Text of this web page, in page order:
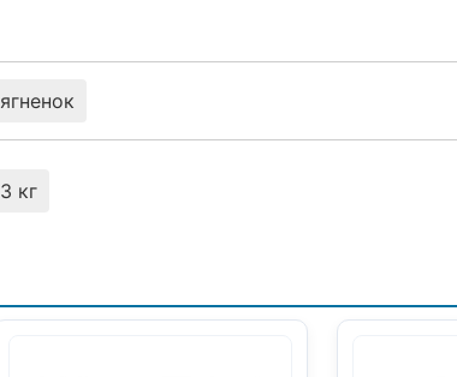
400г
ягненок
3 кг